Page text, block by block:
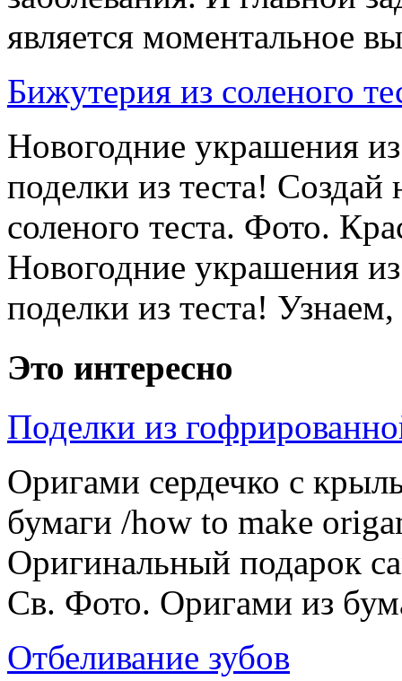
является моментальное
Бижутерия из соленого
Новогодние украшения
поделки из теста!
соленого теста. Фото.
Новогодние украшения
поделки из теста!
Это интересно
Поделки из
Оригами сердечко с
бумаги /how to make
Оригинальный подарок
Св. Фото. Оригами из
Отбеливание зубов